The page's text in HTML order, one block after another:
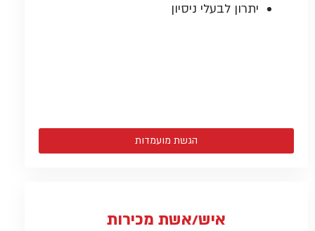
יתרון לבעלי ניסיון
הגשת מועמדות
איש/אשת מכירות